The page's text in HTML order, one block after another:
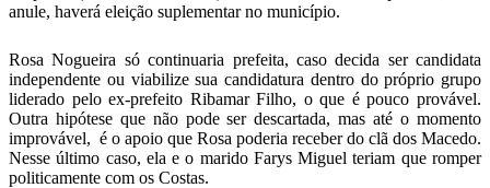
anule, haverá eleição suplementar no município.
Rosa Nogueira só continuaria prefeita, caso decida ser candidata
independente ou viabilize sua candidatura dentro do próprio grupo
liderado pelo ex-prefeito Ribamar Filho, o que é pouco provável.
Outra hipótese que não pode ser descartada, mas até o momento
improvável, é o apoio que Rosa poderia receber do clã dos Macedo.
Nesse último caso, ela e o marido Farys Miguel teriam que romper
politicamente com os Costas.